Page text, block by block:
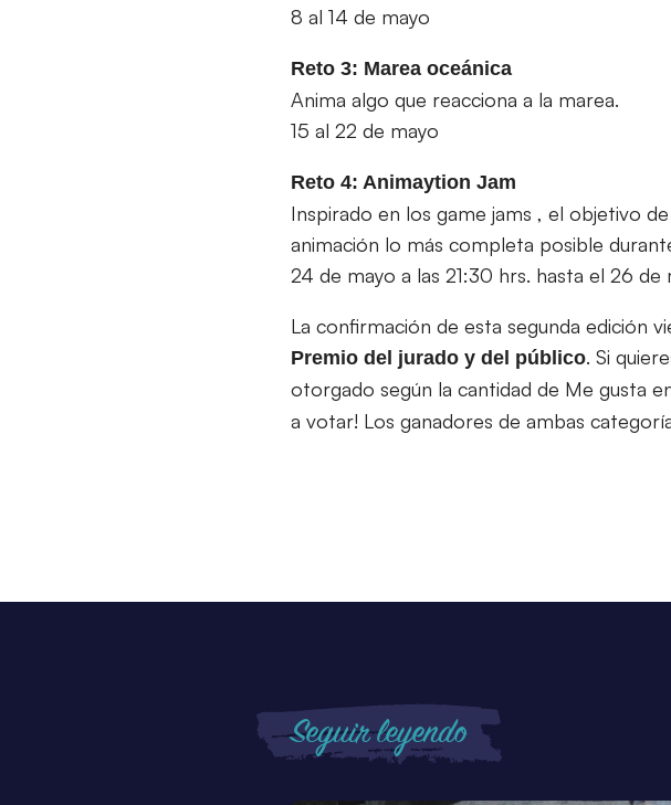
8 al 14 de mayo
Reto 3: Marea oceánica
Anima algo que reacciona a la marea.
15 al 22 de mayo
Reto 4: Animaytion Jam
Inspirado en los game jams , el objetivo
animación lo más completa posible
24 de mayo a las 21:30 hrs. hasta el 26 de
La confirmación de esta segunda edición
Premio del jurado y del público. Si
otorgado según la cantidad de Me gusta
a votar! Los ganadores de ambas
Seguir leyendo